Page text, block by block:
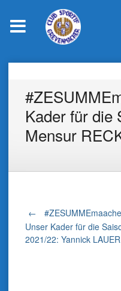
content
Kader für die
Mensur
Post
navigation
←
Unser Kader für die
2021/22: Yannick LAUER